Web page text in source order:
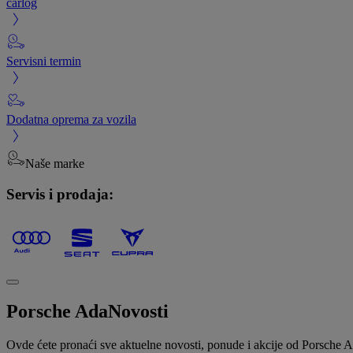
Servisni termin
Dodatna oprema za vozila
Naše marke
Servis i prodaja:
Porsche AdaNovosti
Ovde ćete pronaći sve aktuelne novosti, ponude i akcije od Porsche